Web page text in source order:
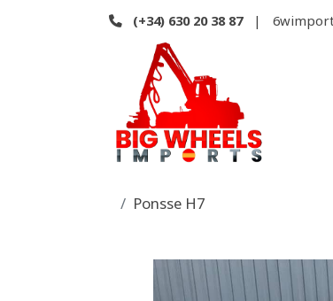
(+34) 630 20 38 87 |
Ponsse H7